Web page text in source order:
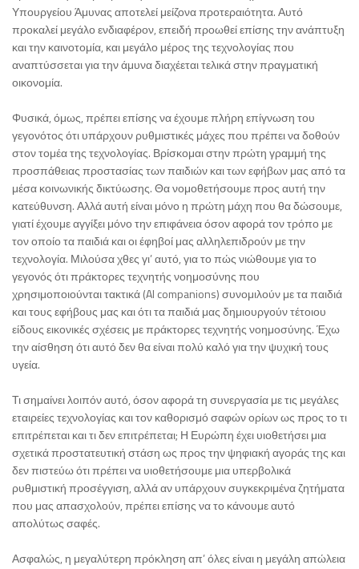
Υπουργείου Άμυνας αποτελεί μείζονα προτεραιότητα. Αυτό
προκαλεί μεγάλο ενδιαφέρον, επειδή προωθεί επίσης την ανάπτυξη
και την καινοτομία, και μεγάλο μέρος της τεχνολογίας που
αναπτύσσεται για την άμυνα διαχέεται τελικά στην πραγματική
οικονομία.
Φυσικά, όμως, πρέπει επίσης να έχουμε πλήρη επίγνωση του
γεγονότος ότι υπάρχουν ρυθμιστικές μάχες που πρέπει να δοθούν
στον τομέα της τεχνολογίας. Βρίσκομαι στην πρώτη γραμμή της
προσπάθειας προστασίας των παιδιών και των εφήβων μας από τα
μέσα κοινωνικής δικτύωσης. Θα νομοθετήσουμε προς αυτή την
κατεύθυνση. Αλλά αυτή είναι μόνο η πρώτη μάχη που θα δώσουμε,
γιατί έχουμε αγγίξει μόνο την επιφάνεια όσον αφορά τον τρόπο με
τον οποίο τα παιδιά και οι έφηβοί μας αλληλεπιδρούν με την
τεχνολογία. Μιλούσα χθες γι’ αυτό, για το πώς νιώθουμε για το
γεγονός ότι πράκτορες τεχνητής νοημοσύνης που
χρησιμοποιούνται τακτικά (AI companions) συνομιλούν με τα παιδιά
και τους εφήβους μας και ότι τα παιδιά μας δημιουργούν τέτοιου
είδους εικονικές σχέσεις με πράκτορες τεχνητής νοημοσύνης. Έχω
την αίσθηση ότι αυτό δεν θα είναι πολύ καλό για την ψυχική τους
υγεία.
Τι σημαίνει λοιπόν αυτό, όσον αφορά τη συνεργασία με τις μεγάλες
εταιρείες τεχνολογίας και τον καθορισμό σαφών ορίων ως προς το τι
επιτρέπεται και τι δεν επιτρέπεται; Η Ευρώπη έχει υιοθετήσει μια
σχετικά προστατευτική στάση ως προς την ψηφιακή αγοράς της και
δεν πιστεύω ότι πρέπει να υιοθετήσουμε μια υπερβολικά
ρυθμιστική προσέγγιση, αλλά αν υπάρχουν συγκεκριμένα ζητήματα
που μας απασχολούν, πρέπει επίσης να το κάνουμε αυτό
απολύτως σαφές.
Ασφαλώς, η μεγαλύτερη πρόκληση απ’ όλες είναι η μεγάλη απώλεια